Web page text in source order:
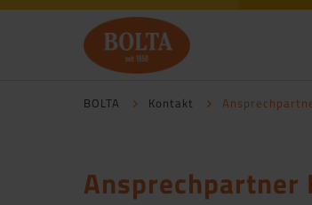
BOLTA Kontakt
Ansprechpartner